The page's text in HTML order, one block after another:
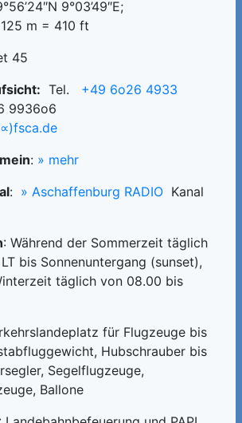
9°03’49″E;
m = 410 ft
45
Tel. +49 6o26 4933
9936o6
: » mehr
: » Aschaffenburg RADIO Kanal
: Während der Sommerzeit täglich
LT bis Sonnenuntergang (sunset),
täglich von 08.00 bis
für Flugzeuge bis
Hubschrauber bis
Segelflugzeuge,
Ballone